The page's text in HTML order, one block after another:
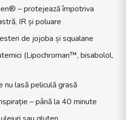
– protejează împotriva
IR și poluare
de jojoba și squalane
(Lipochroman™, bisabolol,
nu lasă peliculă grasă
– până la 40 minute